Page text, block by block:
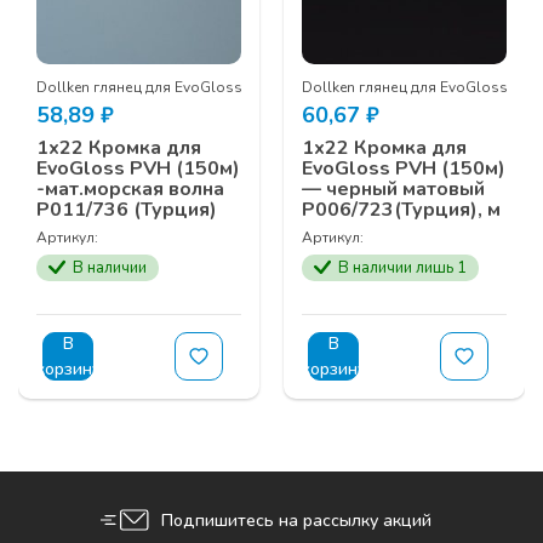
Dollken глянец для EvoGloss
58,89 ₽
1х22 Кромка для
EvoGloss PVH (150м)
-мат.морская волна
P011/736 (Турция)
Артикул:
В наличии
В
корзину
Dollken глянец для EvoGloss
60,67 ₽
1х22 Кромка для
EvoGloss PVH (150м)
— черный матовый
P006/723(Турция), м
Артикул:
В наличии лишь 1
В
корзину
Подпишитесь на рассылку акций